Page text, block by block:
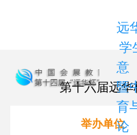
远
学
暨
育
第十六届远华
举办单位